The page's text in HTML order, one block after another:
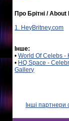
Про Брітні /
1. HeyBritney.com
Інше:
•World Of Celebs -
• HQ Space -
Gallery
Інші партнери